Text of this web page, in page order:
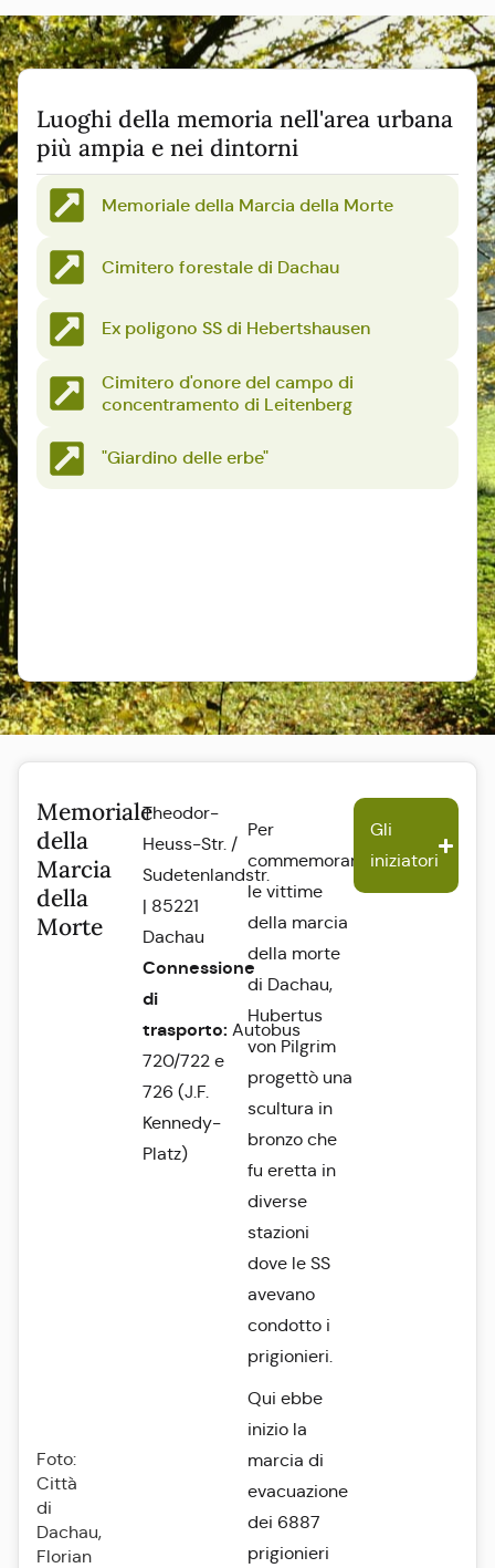
Luoghi della memoria nell'area urbana
più ampia e nei dintorni
Memoriale della Marcia della Morte
Cimitero forestale di Dachau
Ex poligono SS di Hebertshausen
Cimitero d'onore del campo di
concentramento di Leitenberg
"Giardino delle erbe"
Foto:
Città
di
Dachau,
Florian
Memoriale
della
Marcia
della
Morte
Theodor-
Heuss-Str. /
Sudetenlandstr.
| 85221
Dachau
Connessione
di
trasporto: Autobus
720/722 e
726 (J.F.
Kennedy-
Platz)
Per
commemorare
le vittime
della marcia
della morte
di Dachau,
Hubertus
von Pilgrim
progettò una
scultura in
bronzo che
fu eretta in
diverse
stazioni
dove le SS
avevano
condotto i
prigionieri.
Qui ebbe
inizio la
marcia di
evacuazione
dei 6887
prigionieri
Gli
iniziatori